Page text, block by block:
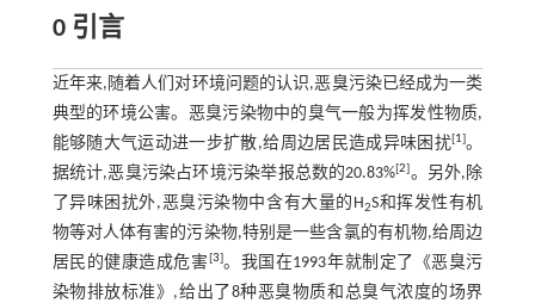
0 引言
近年来,随着人们对环境问题的认识,恶臭污染已经成为一类
典型的环境公害。恶臭污染物中的臭气一般为挥发性物质,
能够随大气运动进一步扩散,给周边居民造成异味困扰[1]。
据统计,恶臭污染占环境污染举报总数的20.83%[2]。另外,除
了异味困扰外,恶臭污染物中含有大量的H2S和挥发性有机
物等对人体有害的污染物,特别是一些含氯的有机物,给周边
居民的健康造成危害 [3]。我国在1993年就制定了《恶臭污
染物排放标准》,给出了8种恶臭物质和总臭气浓度的场界